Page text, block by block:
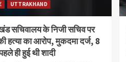
UTTRAKHAND
सचिवालय के निजी सचिव पर
हत्या का आरोप, मुकदमा दर्ज, 8
ही हुई थी शादी